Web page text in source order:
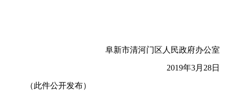
阜新市清河门区 人民政府办公室
2019年3月28日
（此件公开发布）